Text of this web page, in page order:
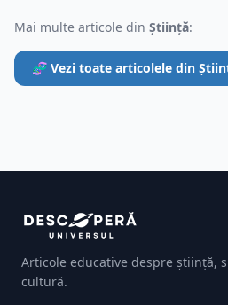
Mai multe articole din Știință:
🧬 Vezi toate articolele din
Articole educative despre știință,
cultură.